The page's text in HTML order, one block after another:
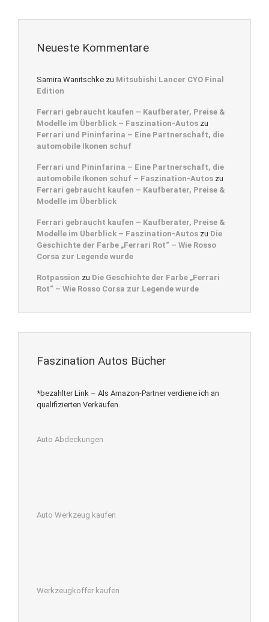
Neueste Kommentare
Samira Wanitschke zu Mitsubishi Lancer CYO Final
Edition
Ferrari gebraucht kaufen – Kaufberater, Preise &
Modelle im Überblick – Faszination-Autos zu
Ferrari und Pininfarina – Eine Partnerschaft, die
automobile Ikonen schuf
Ferrari und Pininfarina – Eine Partnerschaft, die
automobile Ikonen schuf – Faszination-Autos zu
Ferrari gebraucht kaufen – Kaufberater, Preise &
Modelle im Überblick
Ferrari gebraucht kaufen – Kaufberater, Preise &
Modelle im Überblick – Faszination-Autos zu Die
Geschichte der Farbe „Ferrari Rot“ – Wie Rosso
Corsa zur Legende wurde
Rotpassion zu Die Geschichte der Farbe „Ferrari
Rot“ – Wie Rosso Corsa zur Legende wurde
Faszination Autos Bücher
*bezahlter Link – Als Amazon-Partner verdiene ich an
qualifizierten Verkäufen.
Auto Abdeckungen
Auto Werkzeug kaufen
Werkzeugkoffer kaufen